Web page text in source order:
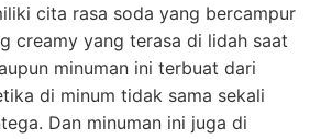
cita rasa soda yang bercampur
creamy yang terasa di lidah saat
minuman ini terbuat dari
di minum tidak sama sekali
Dan minuman ini juga di